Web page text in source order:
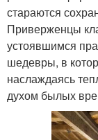
стараются
Приверженцы
устоявшимся
шедевры, в
наслаждаясь
духом былых